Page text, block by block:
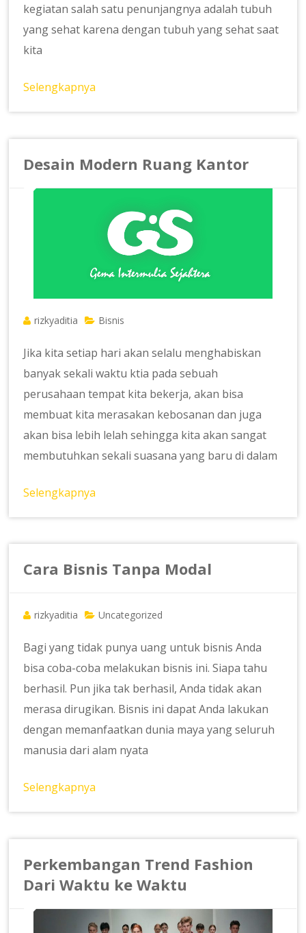
kegiatan salah satu penunjangnya adalah tubuh
yang sehat karena dengan tubuh yang sehat saat
kita
Selengkapnya
Desain Modern Ruang Kantor
rizkyaditia Bisnis
Jika kita setiap hari akan selalu menghabiskan
banyak sekali waktu ktia pada sebuah
perusahaan tempat kita bekerja, akan bisa
membuat kita merasakan kebosanan dan juga
akan bisa lebih lelah sehingga kita akan sangat
membutuhkan sekali suasana yang baru di dalam
Selengkapnya
Cara Bisnis Tanpa Modal
rizkyaditia Uncategorized
Bagi yang tidak punya uang untuk bisnis Anda
bisa coba-coba melakukan bisnis ini. Siapa tahu
berhasil. Pun jika tak berhasil, Anda tidak akan
merasa dirugikan. Bisnis ini dapat Anda lakukan
dengan memanfaatkan dunia maya yang seluruh
manusia dari alam nyata
Selengkapnya
Perkembangan Trend Fashion
Dari Waktu ke Waktu